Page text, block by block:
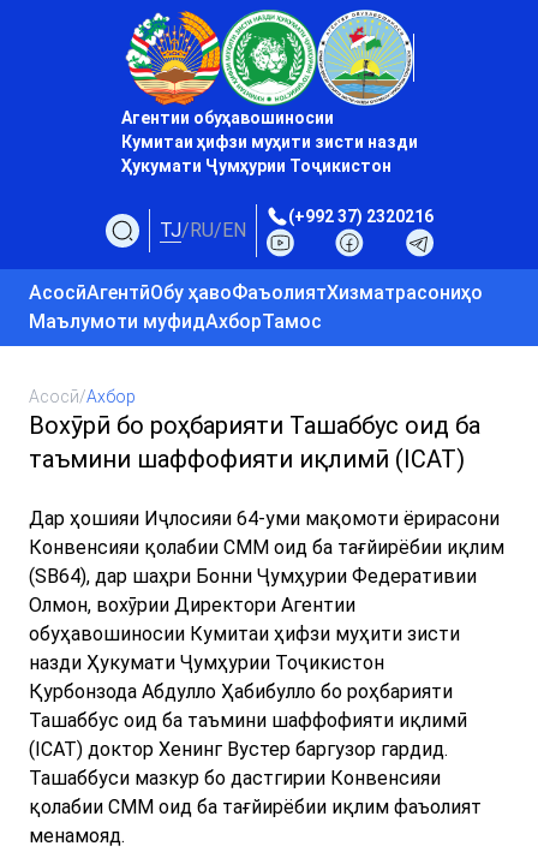
Агентии обуҳавошиносии
Кумитаи ҳифзи муҳити зисти назди
Ҳукумати Ҷумҳурии Тоҷикистон
TJ/RU/EN
(+992 37) 2320216
АсосӣАгентӣОбу ҳавоФаъолиятХизматрасониҳо
Маълумоти муфидАхборТамос
Асосӣ/Ахбор
Вохӯрӣ бо роҳбарияти Ташаббус оид ба
таъмини шаффофияти иқлимӣ (ICAT)
Дар ҳошияи Иҷлосияи 64-уми мақомоти ёрирасони
Конвенсияи қолабии СММ оид ба тағйирёбии иқлим
(SB64), дар шаҳри Бонни Ҷумҳурии Федеративии
Олмон, вохӯрии Директори Агентии
обуҳавошиносии Кумитаи ҳифзи муҳити зисти
назди Ҳукумати Ҷумҳурии Тоҷикистон
Қурбонзода Абдулло Ҳабибулло бо роҳбарияти
Ташаббус оид ба таъмини шаффофияти иқлимӣ
(ICAT) доктор Хенинг Вустер баргузор гардид.
Ташаббуси мазкур бо дастгирии Конвенсияи
қолабии СММ оид ба тағйирёбии иқлим фаъолият
менамояд.